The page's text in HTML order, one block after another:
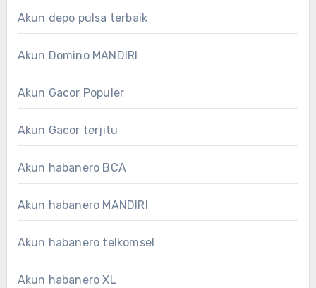
Akun depo pulsa terbaik
Akun Domino MANDIRI
Akun Gacor Populer
Akun Gacor terjitu
Akun habanero BCA
Akun habanero MANDIRI
Akun habanero telkomsel
Akun habanero XL